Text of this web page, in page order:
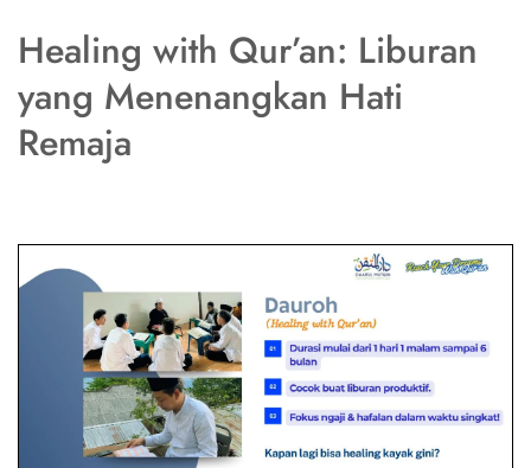
Healing with Qur’an: Liburan
yang Menenangkan Hati
Remaja